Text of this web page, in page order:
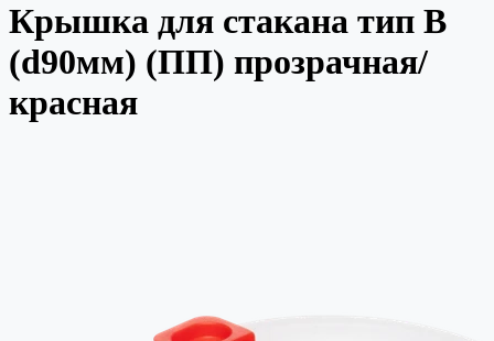
Крышка для стакана тип В
(d90мм) (ПП) прозрачная/
красная